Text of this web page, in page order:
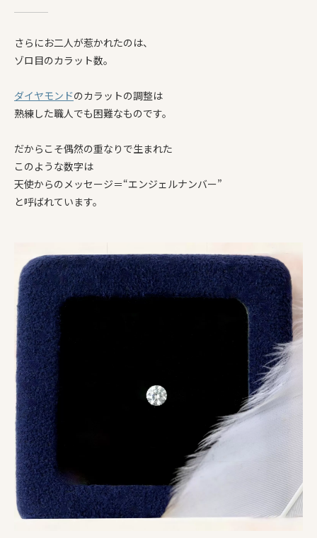
さらにお二人が惹かれたのは、
ゾロ目のカラット数。
ダイヤモンドのカラットの調整は
熟練した職人でも困難なものです。
だからこそ偶然の重なりで生まれた
このような数字は
天使からのメッセージ＝“エンジェルナンバー”
と呼ばれています。